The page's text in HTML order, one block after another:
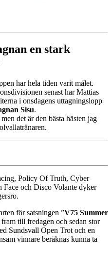
en stark
har hela tiden varit målet.
senast har Mattias
i onsdagens uttagningslopp
Sisu.
det är den bästa hästen jag
Policy Of Truth, Cyber
Face och Disco Volante dyker
för satsningen ”V75 Summer
till fredagen och sedan stor
Sundsvall Open Trot och en
vinnare beräknas kunna ta